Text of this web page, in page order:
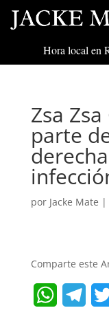
Hora local en
Zsa
parte
por Jacke Mate |
Comparte este